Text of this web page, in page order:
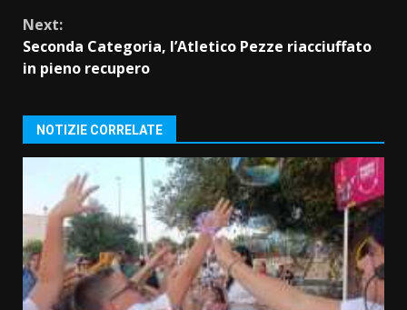
Next:
Seconda Categoria, l’Atletico Pezze riacciuffato
in pieno recupero
NOTIZIE CORRELATE